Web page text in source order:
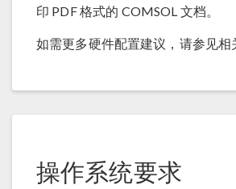
印 PDF 格式的 COMSOL 文档。
如需更多硬件配置建议，请参见相
操作系统要求